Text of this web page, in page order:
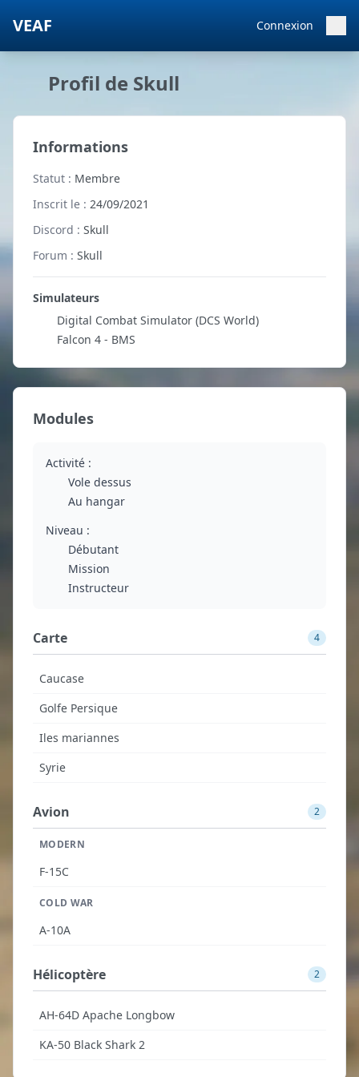
VEAF Connexion
Profil de Skull
Informations
Statut : Membre
Inscrit le : 24/09/2021
Discord : Skull
Forum : Skull
Simulateurs
Digital Combat Simulator (DCS World)
Falcon 4 - BMS
Modules
Activité :
Vole dessus
Au hangar
Niveau :
Débutant
Mission
Instructeur
Carte 4
Caucase
Golfe Persique
Iles mariannes
Syrie
Avion 2
MODERN
F-15C
COLD WAR
A-10A
Hélicoptère 2
AH-64D Apache Longbow
KA-50 Black Shark 2